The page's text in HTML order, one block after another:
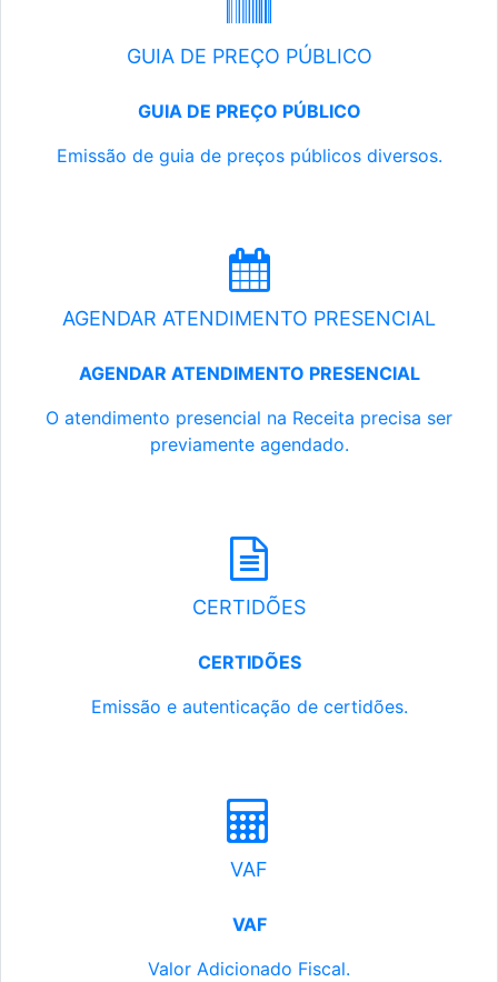
GUIA DE PREÇO PÚBLICO
GUIA DE PREÇO PÚBLICO
Emissão de guia de preços públicos diversos.
AGENDAR ATENDIMENTO PRESENCIAL
AGENDAR ATENDIMENTO PRESENCIAL
O atendimento presencial na Receita precisa ser
previamente agendado.
CERTIDÕES
CERTIDÕES
Emissão e autenticação de certidões.
VAF
VAF
Valor Adicionado Fiscal.